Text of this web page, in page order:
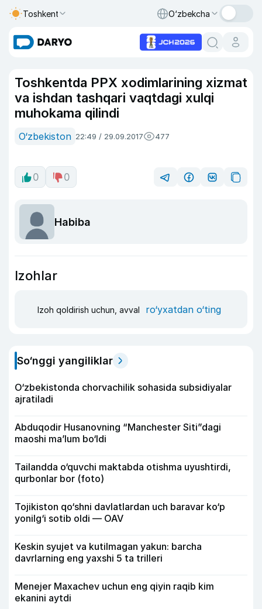
Toshkent O‘zbekcha
Toshkentda PPX xodimlarining xizmat
va ishdan tashqari vaqtdagi xulqi
muhokama qilindi
O‘zbekiston 22:49 / 29.09.2017 477
0 0
Habiba
Izohlar
Izoh qoldirish uchun, avval ro‘yxatdan o‘ting
So‘nggi yangiliklar
O‘zbekistonda chorvachilik sohasida subsidiyalar
ajratiladi
Abduqodir Husanovning “Manchester Siti”dagi
maoshi ma’lum bo‘ldi
Tailandda o‘quvchi maktabda otishma uyushtirdi,
qurbonlar bor (foto)
Tojikiston qo‘shni davlatlardan uch baravar ko‘p
yonilg‘i sotib oldi — OAV
Keskin syujet va kutilmagan yakun: barcha
davrlarning eng yaxshi 5 ta trilleri
Menejer Maxachev uchun eng qiyin raqib kim
ekanini aytdi